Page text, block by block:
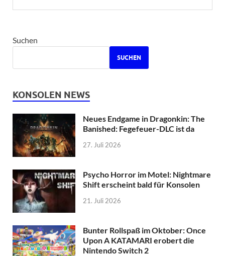
Suchen
SUCHEN
KONSOLEN NEWS
Neues Endgame in Dragonkin: The
Banished: Fegefeuer-DLC ist da
27. Juli 2026
Psycho Horror im Motel: Nightmare
Shift erscheint bald für Konsolen
21. Juli 2026
Bunter Rollspaß im Oktober: Once
Upon A KATAMARI erobert die
Nintendo Switch 2